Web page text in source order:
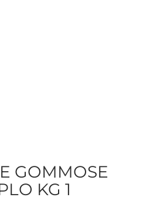
GOMMOSE
KG 1